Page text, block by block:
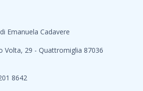
Emanuela Cadavere
Volta, 29 - Quattromiglia 87036
8642